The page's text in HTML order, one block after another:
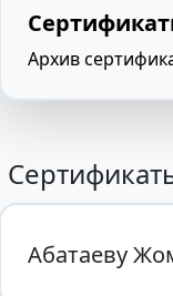
Архив
Абатаеву